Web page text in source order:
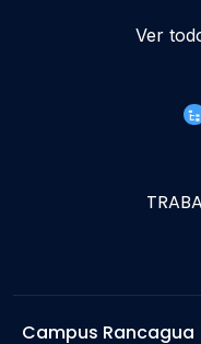
Ver
Campus Rancagua